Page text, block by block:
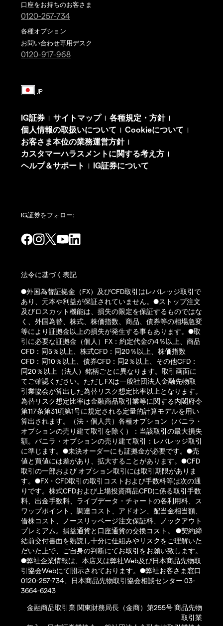
口座をお持ちのお客さま
0120-257-734
各種オプション
お問い合わせ専用デスク
0120-917-968
IG証券 | サイトマップ| 各種規定・方針|
個人情報の取扱いについて | Cookieについて |
お客さま本位の業務運営方針|
カスタマーハラスメントに関する考え方 |
ヘルプ＆サポート | IG証券について
IG証券をフォロー:
法令に基づく表記
●外国為替証拠金（FX）及びCFD取引はレバレッジ取引で
あり、元本や利益が保証されていません。●ストップ注文
及びロスカット機能は、損失の限定を保証するものではな
く、外国為替、株式、株価指数、商品、債券等の相場急変
等により証拠金以上の損失が発生する事もあります。●取
引に必要な証拠金（個人）FX：約定代金の4％以上、商品
CFD：同5％以上、株式CFD：同20％以上、株価指数
CFD：同10％以上、債券CFD：同2％以上、その他CFD：
同20％以上（法人）銘柄ごとに異なります。取引画面に
てご確認ください。ただしFXは一般社団法人金融先物取
引業協会が算出した為替リスク想定比率以上となります。
為替リスク想定比率は金融商品取引業等に関する内閣府令
第117条第31項第1号に規定される定量的計算モデルを用い
算出されます。（法・個人共）各種オプション（バニラ・
オプションの売り建て取引を除く）：当該取引の最大損失
額。バニラ・オプションの売り建て取引：レバレッジ取引
に準じます。●未決オーダーにも証拠金が必要です。●売
値と買値には差があり、拡大することがあります。●CFD
取引の一部および オプション取引には取引期限がありま
す。●FX・CFD取引の取引コストおよび手数料等は次の通
りです。株式CFDおよび上場投資商品CFDに係る取引手数
料、出金手数料、ライブデータ・チャートの各利用料、ス
ワップポイント、調達コスト、アドオン、配当金相当額、
借株コスト、ノースリッページ注文保証料、ノックアウト
プレミアム。損益通貨と口座通貨の交換コスト。 ●契約締
結前交付書面を熟読し十分に仕組みやリスクをご理解いた
だいた上で、ご自身の判断にてお取引をお願い致します。
●弊社企業情報は、本店又は弊社Web及び日本商品先物取
引協会Webにて開示されております。●弊社お客さま窓口
0120-257-734、日本商品先物取引協会相談センター 03-
3664-6243
金融商品取引業 関東財務局長（金商）第255号 商品先物
取引業